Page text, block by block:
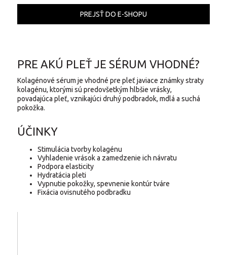
PREJSŤ DO E-SHOPU
PRE AKÚ PLEŤ JE SÉRUM VHODNÉ?
Kolagénové sérum je vhodné pre pleť javiace známky straty
kolagénu, ktorými sú predovšetkým hlbšie vrásky,
povadajúca pleť, vznikajúci druhý podbradok, mdlá a suchá
pokožka.
ÚČINKY
Stimulácia tvorby kolagénu
Vyhladenie vrások a zamedzenie ich návratu
Podpora elasticity
Hydratácia pleti
Vypnutie pokožky, spevnenie kontúr tváre
Fixácia ovisnutého podbradku